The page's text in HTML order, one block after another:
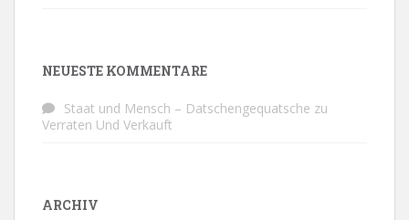
NEUESTE KOMMENTARE
Staat und Mensch – Datschengequatsche zu
Verraten Und Verkauft
ARCHIV